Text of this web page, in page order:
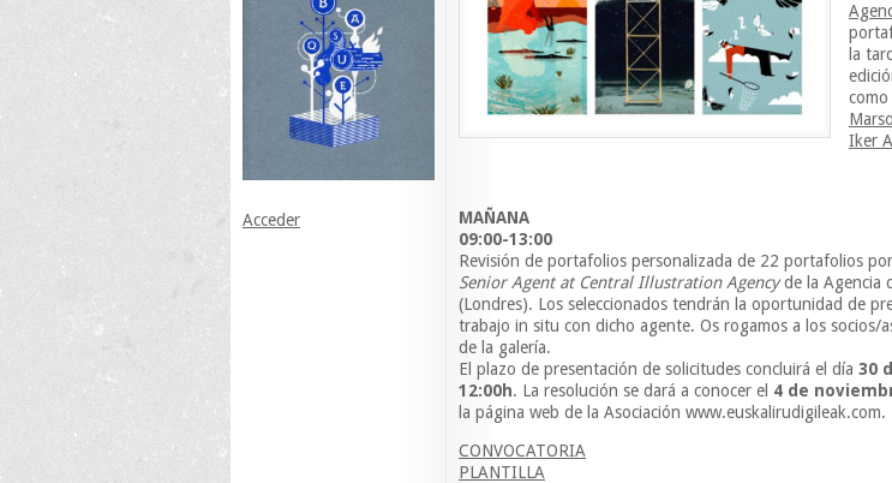
Acceder
la
Marsol
Iker
MAÑANA
09:00-13:00
Revisión de portafolios personalizada de 22 portafolios
Senior Agent at Central Illustration Agencyde la Agencia
(Londres). Los seleccionados tendrán la oportunidad de
trabajo in situ con dicho agente. Os rogamos a los socios/
de la galería.
El plazo de presentación de solicitudes concluirá el día 30
12:00h. La resolución se dará a conocer el 4 de
la página web de la Asociación www.euskalirudigileak.com.
CONVOCATORIA
PLANTILLA